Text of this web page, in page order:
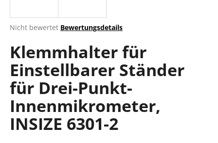
Die
Produktbewertung
ist
0,0
von
5
Sternen.
Nicht bewertet Bewertungsdetails
Klemmhalter für
Einstellbarer Ständer
für Drei-Punkt-
Innenmikrometer,
INSIZE 6301-2
W
i
r
e
m
p